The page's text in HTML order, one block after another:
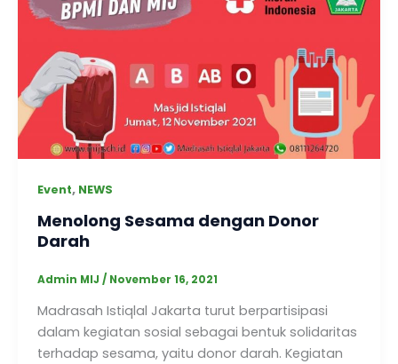
Event, NEWS
Menolong Sesama dengan Donor
Darah
Admin MIJ / November 16, 2021
Madrasah Istiqlal Jakarta turut berpartisipasi
dalam kegiatan sosial sebagai bentuk solidaritas
terhadap sesama, yaitu donor darah. Kegiatan